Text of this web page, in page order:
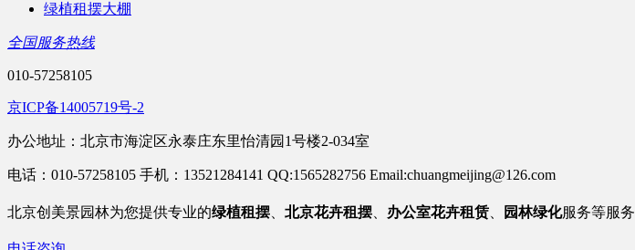
绿植租摆大棚
全国服务热线
010-57258105
京ICP备14005719号-2
办公地址：北京市海淀区永泰庄东里怡清园1号楼2-034室
电话：010-57258105 手机：13521284141 QQ:1565282756 Email:chuangmeijing@126.com
北京创美景园林为您提供专业的绿植租摆 北京花卉租摆 办公室花卉租赁 园林绿化服务等服务